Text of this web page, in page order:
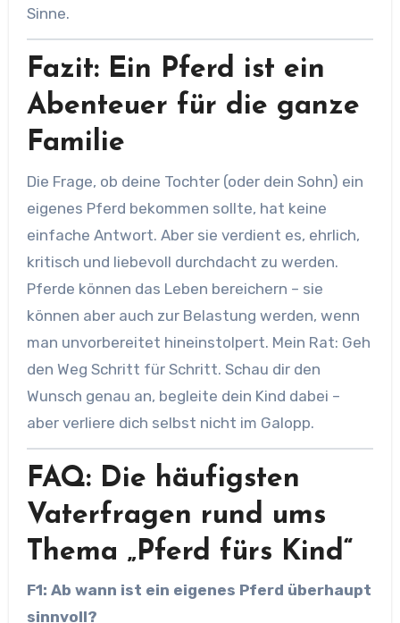
Sinne.
Fazit: Ein Pferd ist ein
Abenteuer für die ganze
Familie
Die Frage, ob deine Tochter (oder dein Sohn) ein
eigenes Pferd bekommen sollte, hat keine
einfache Antwort. Aber sie verdient es, ehrlich,
kritisch und liebevoll durchdacht zu werden.
Pferde können das Leben bereichern – sie
können aber auch zur Belastung werden, wenn
man unvorbereitet hineinstolpert. Mein Rat: Geh
den Weg Schritt für Schritt. Schau dir den
Wunsch genau an, begleite dein Kind dabei –
aber verliere dich selbst nicht im Galopp.
FAQ: Die häufigsten
Vaterfragen rund ums
Thema „Pferd fürs Kind“
F1: Ab wann ist ein eigenes Pferd überhaupt
sinnvoll?